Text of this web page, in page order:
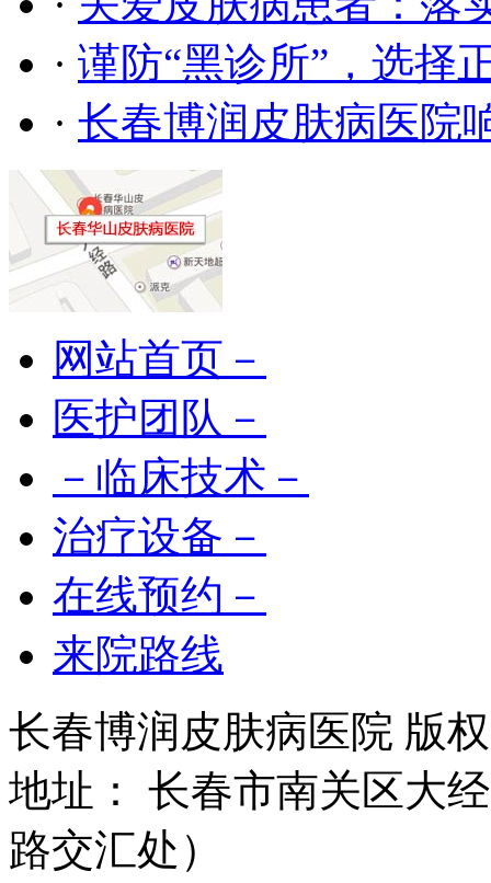
· 谨防“黑诊所”，选择
· 长春博润皮肤病医院
网站首页－
医护团队－
－临床技术－
治疗设备－
在线预约－
来院路线
长春博润皮肤病医院 版
地址： 长春市南关区大
路交汇处）